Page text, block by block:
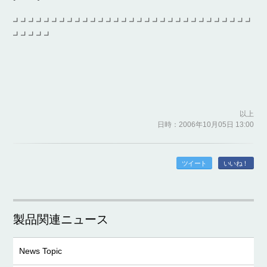
┛┛┛┛┛┛┛┛┛┛┛┛┛┛┛┛┛┛┛┛┛┛┛┛┛┛┛┛┛┛┛
┛┛┛┛┛
以上
日時：2006年10月05日 13:00
ツイート いいね！
製品関連ニュース
News Topic